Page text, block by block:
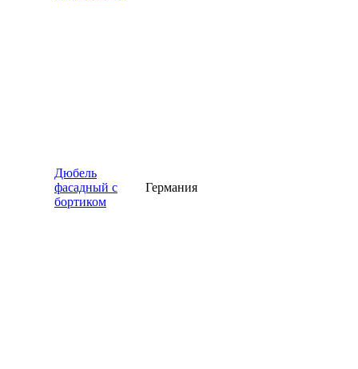
Дюбель
фасадный с
бортиком
Германия